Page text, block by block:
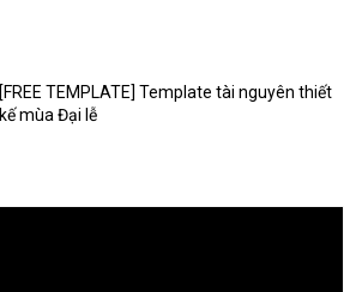
[FREE TEMPLATE] Template tài nguyên thiết
kế mùa Đại lễ